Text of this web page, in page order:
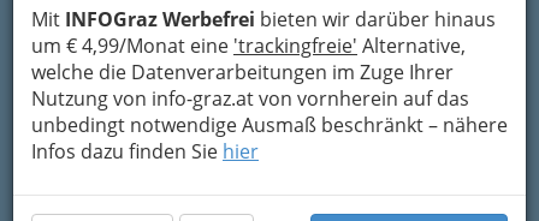
Mit INFOGraz Werbefrei bieten wir darüber hinaus
um € 4,99/Monat eine 'trackingfreie' Alternative,
welche die Datenverarbeitungen im Zuge Ihrer
Nutzung von info-graz.at von vornherein auf das
unbedingt notwendige Ausmaß beschränkt – nähere
Infos dazu finden Sie hier